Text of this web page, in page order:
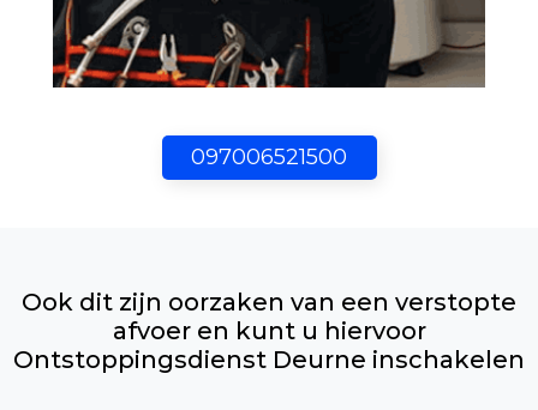
097006521500
Ook dit zijn oorzaken van een verstopte
afvoer en kunt u hiervoor
Ontstoppingsdienst Deurne inschakelen